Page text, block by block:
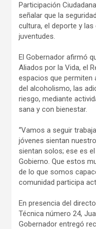
Participación
señalar que la
cultura, el deporte y
juventudes.
El Gobernador afirmó
Aliados por la Vida, el
espacios que permiten
del alcoholismo, las
riesgo, mediante
sana y con bienestar.
“Vamos a seguir
jóvenes sientan
sientan solos; ese es
Gobierno. Que estos
de lo que somos
comunidad participa
En presencia del
Técnica número 24,
Gobernador entregó